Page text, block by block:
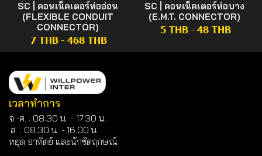
SC | คอนเน็คเตอร์ท่ออ่อน
(FLEXIBLE CONDUIT
CONNECTOR)
7 THB - 468 THB
SC | คอนเน็คเตอร์ท่อบาง
(E.M.T. CONNECTOR)
5 THB - 48 THB
เวลาทำการ
จ.-ศ. : 08:30 น. - 17.30 น.
ส. : 08.30 น. -16.00 น.
หยุด อาทิตย์ และนักขัตฤกษณ์